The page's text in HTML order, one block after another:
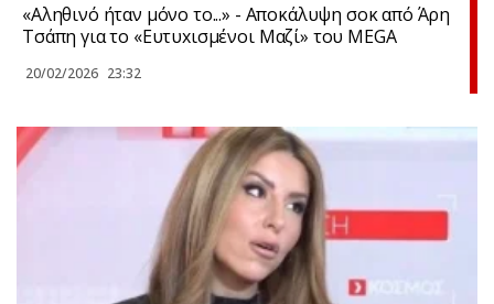
«Αληθινό ήταν μόνο το...» - Αποκάλυψη σoκ από Άρη
Τσάπη για το «Ευτυxισμένοι Μαζί» του MEGA
20/02/2026 23:32